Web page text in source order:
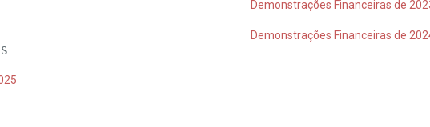
Demonstrações Financeiras de
Demonstrações Financeiras de